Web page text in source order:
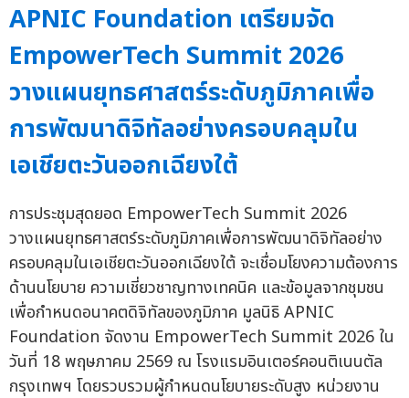
APNIC Foundation เตรียมจัด
EmpowerTech Summit 2026
วางแผนยุทธศาสตร์ระดับภูมิภาคเพื่อ
การพัฒนาดิจิทัลอย่างครอบคลุมใน
เอเชียตะวันออกเฉียงใต้
การประชุมสุดยอด EmpowerTech Summit 2026
วางแผนยุทธศาสตร์ระดับภูมิภาคเพื่อการพัฒนาดิจิทัลอย่าง
ครอบคลุมในเอเชียตะวันออกเฉียงใต้ จะเชื่อมโยงความต้องการ
ด้านนโยบาย ความเชี่ยวชาญทางเทคนิค และข้อมูลจากชุมชน
เพื่อกำหนดอนาคตดิจิทัลของภูมิภาค มูลนิธิ APNIC
Foundation จัดงาน EmpowerTech Summit 2026 ใน
วันที่ 18 พฤษภาคม 2569 ณ โรงแรมอินเตอร์คอนติเนนตัล
กรุงเทพฯ โดยรวบรวมผู้กำหนดนโยบายระดับสูง หน่วยงาน